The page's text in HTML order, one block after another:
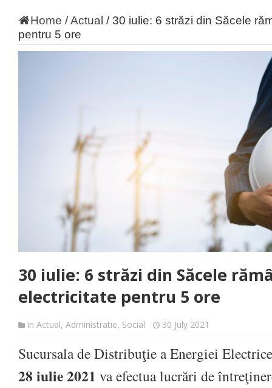
Home /Actual /30 iulie: 6 străzi din Săcele
pentru 5 ore
30 iulie: 6 străzi din Săcele
electricitate pentru 5 ore
in Actual, Administratie, Social 30 July 2021
Sucursala de Distribuţie a Energiei
28 iulie 2021 va efectua lucrări de